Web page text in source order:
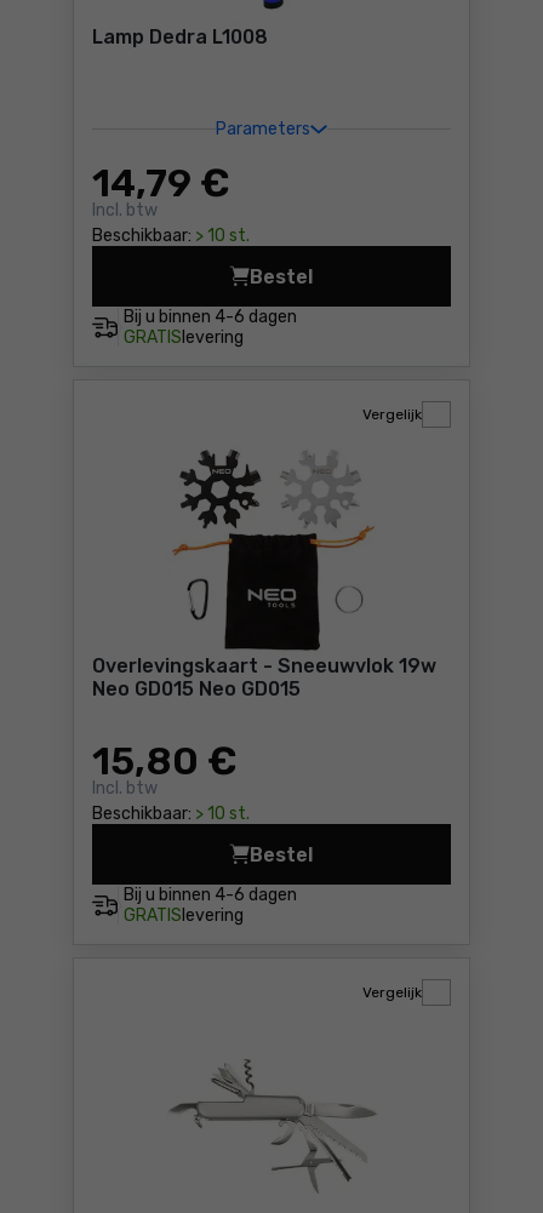
Lamp Dedra L1008
Parameters
14,79 €
Incl. btw
Beschikbaar: > 10 st.
Bij u binnen 4-6 dagen
GRATIS levering
Bestel
Lamp Dedra L1008 Prijs
Overlevingskaart - Sneeuwvlok 19w
Neo GD015 Neo GD015
15,80 €
Incl. btw
Beschikbaar: > 10 st.
Vergelijk
Bij u binnen 4-6 dagen
GRATIS levering
Bestel
Overlevingskaart -
Vergelijk